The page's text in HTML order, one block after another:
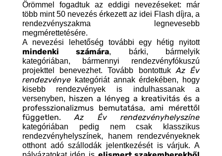
Örömmel fogadtuk az eddigi nevezéseket: már
több mint 50 nevezés érkezett az idei Flash díjra, a
rendezvényszakma legnevesebb
megmérettetésére.
A nevezési lehetőség további egy hétig nyitott
mindenki számára, bárki, bármelyik
kategóriában, bármennyi rendezvényfókuszú
projekttel benevezhet. Tovább bontottuk Az Év
rendezvényekategóriát annak érdekében, hogy
kisebb rendezvények is indulhassanak a
versenyben, hiszen a lényeg a kreativitás és a
professzionalizmus bemutatása, ami mérettől
független.
Az Év rendezvényhelyszíne
kategóriában pedig nem csak klasszikus
rendezvényhelyszínek, hanem rendezvényeknek
otthont adó szállodák jelentkezését is várjuk. A